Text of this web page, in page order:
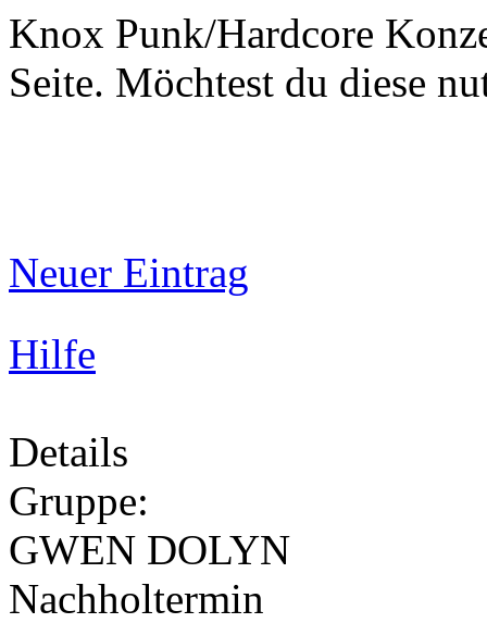
Knox Punk/Hardcore
Seite. Möchtest du diese
Neuer Eintrag
Hilfe
Details
Gruppe:
GWEN DOLYN
Nachholtermin